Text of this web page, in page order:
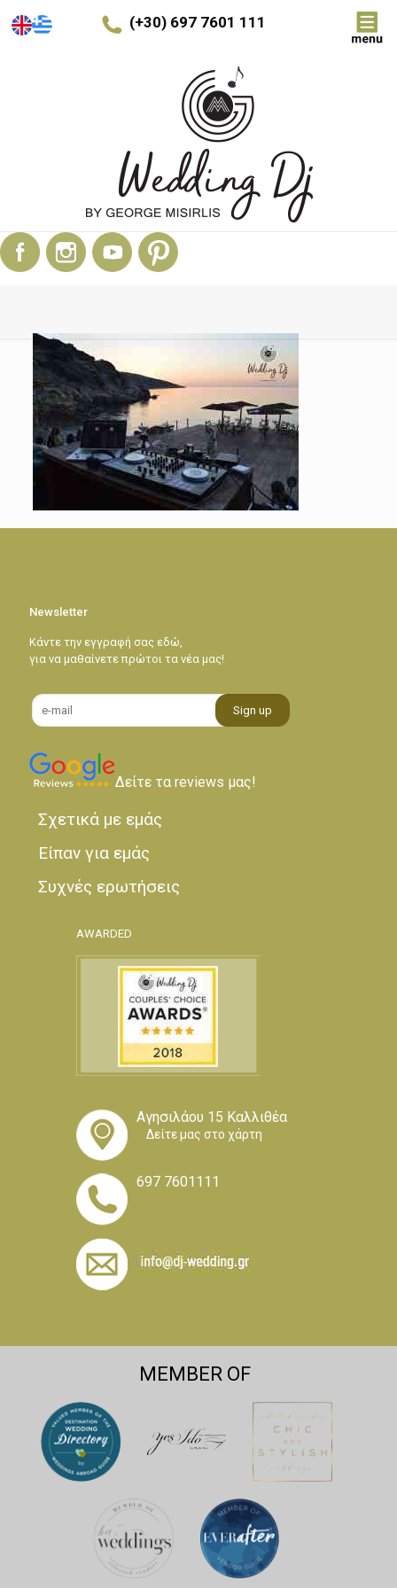
(+30) 697 7601 111
Newsletter
Κάντε την εγγραφή σας εδώ,
για να μαθαίνετε πρώτοι τα νέα μας!
Δείτε τα reviews μας!
Σχετικά με εμάς
Είπαν για εμάς
Συχνές ερωτήσεις
AWARDED
Αγησιλάου 15 Καλλιθέα
Δείτε μας στο χάρτη
697 7601111
MEMBER OF